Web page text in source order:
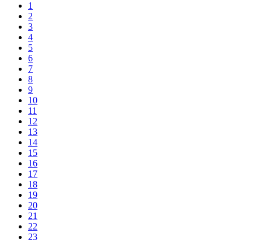
1
2
3
4
5
6
7
8
9
10
11
12
13
14
15
16
17
18
19
20
21
22
23